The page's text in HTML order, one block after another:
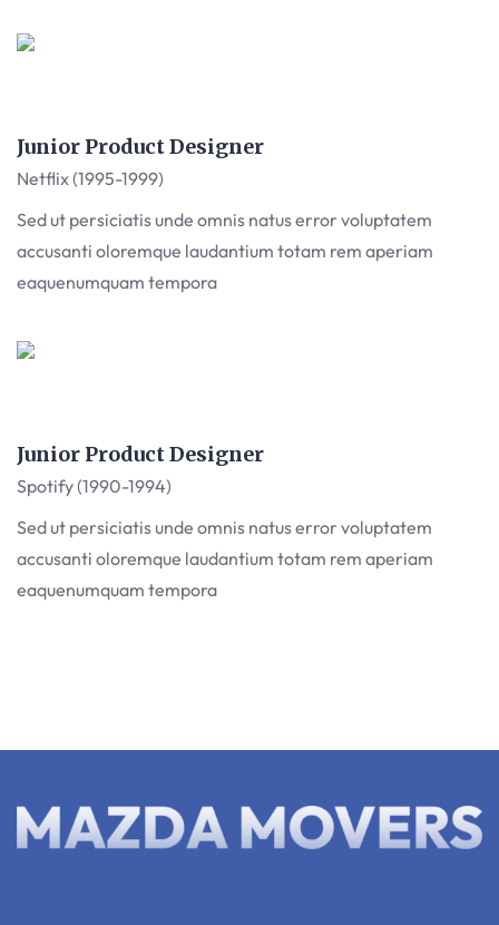
Junior Product Designer
Netflix (1995-1999)
Sed ut persiciatis unde omnis natus error voluptatem
accusanti oloremque laudantium totam rem aperiam
eaquenumquam tempora
Junior Product Designer
Spotify (1990-1994)
Sed ut persiciatis unde omnis natus error voluptatem
accusanti oloremque laudantium totam rem aperiam
eaquenumquam tempora